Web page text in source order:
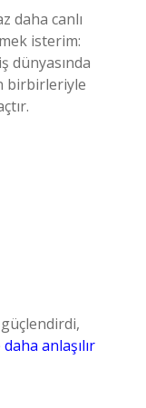
daha canlı
isterim:
dünyasında
birbirleriyle
güçlendirdi,
daha anlaşılır